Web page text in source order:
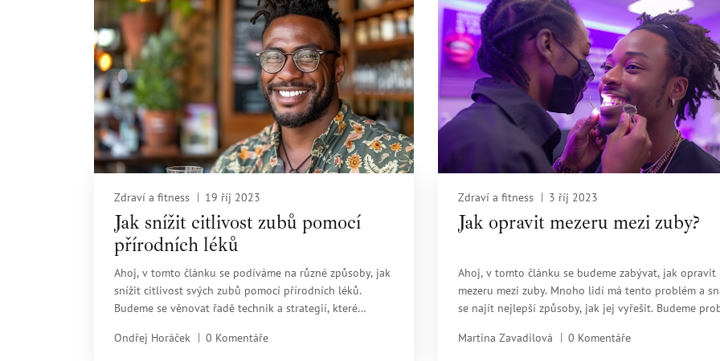
Zdraví a fitness 19 říj 2023
Jak snížit citlivost zubů pomocí
přírodních léků
Ahoj, v tomto článku se podíváme na různé způsoby, jak
snížit citlivost svých zubů pomocí přírodních léků.
Budeme se věnovat řadě technik a strategií, které
dosáhnout úlevy od nepříjemné citlivosti zubů.
Ondřej Horáček 0 Komentáře
Zdraví a fitness 3 říj 2023
Jak opravit mezeru mezi zuby?
Ahoj, v tomto článku se budeme zabývat, jak opravit
mezeru mezi zuby. Mnoho lidí má tento problém a
se najít nejlepší způsoby, jak jej vyřešit. Budeme
postupy, takže se na to společně podívejme a zjistíme,
Martina Zavadilová 0 Komentáře